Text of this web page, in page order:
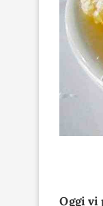
Oggi vi